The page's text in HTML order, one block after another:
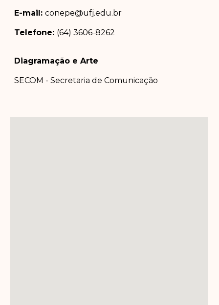
E-mail:conepe@ufj.edu.br
Telefone: (64) 3606-8262
Diagramação e Arte
SECOM - Secretaria de Comunicação